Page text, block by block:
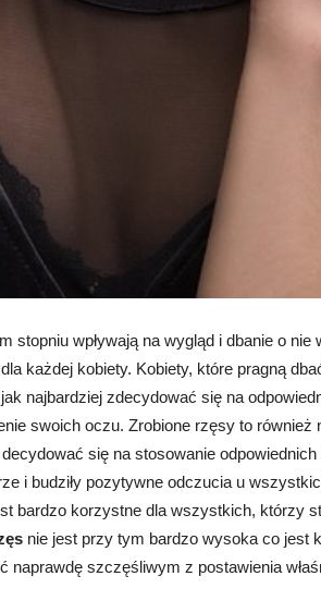
stopniu wpływają na wygląd i dbanie o nie
każdej kobiety. Kobiety, które pragną
najbardziej zdecydować się na
swoich oczu. Zrobione rzęsy to
się na stosowanie
i budziły pozytywne odczucia u
bardzo korzystne dla wszystkich, którzy
nie jest przy tym bardzo wysoka co jest
naprawdę szczęśliwym z postawienia